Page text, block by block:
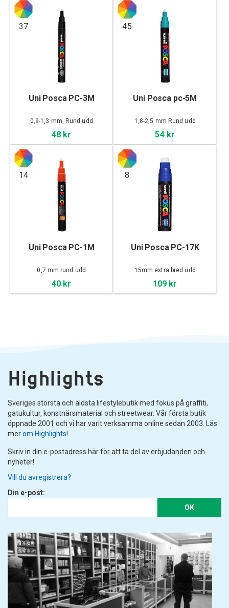
37
Uni Posca PC-3M
0,9-1,3 mm, Rund udd
48 kr
45
Uni Posca pc-5M
1,8-2,5 mm Rund udd
54 kr
14
Uni Posca PC-1M
0,7 mm rund udd
40 kr
8
Uni Posca PC-17K
15mm extra bred udd
109 kr
Highlights
Sveriges största och äldsta lifestylebutik med fokus på graffiti,
gatukultur, konstnärsmaterial och streetwear. Vår första butik
öppnade 2001 och vi har varit verksamma online sedan 2003. Läs
merom Highlights!
Skriv in din e-postadress här för att ta del av erbjudanden och
nyheter!
Vill du avregistrera?
Din e-post:
OK